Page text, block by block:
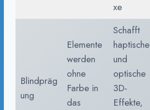
xe
Blindpräg
ung
Elemente
werden
ohne
Farbe in
das
Schafft
haptische
und
optische
3D-
Effekte,